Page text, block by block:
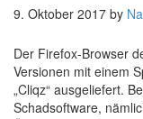
9. Oktober 2017 by
Der Firefox-Browser
Versionen mit einem
„Cliqz“ ausgeliefert.
Schadsoftware,